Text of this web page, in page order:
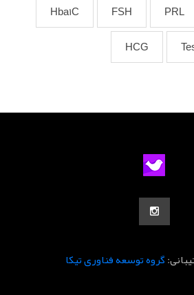
PRL
FSH
Hba1C
HCG
گروه توسعه فناوری تیکا